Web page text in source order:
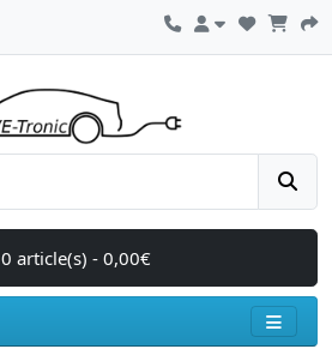
0 article(s) - 0,00€